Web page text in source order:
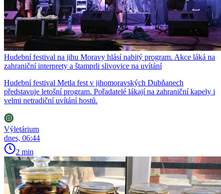
Hudební festival na jihu Moravy hlásí nabitý program. Akce láká na
zahraniční interprety a štamprli slivovice na uvítání
Hudební festival Metla fest v jihomoravských Dubňanech
představuje letošní program. Pořadatelé lákají na zahraniční kapely i
velmi netradiční uvítání hostů.
Výletárium
dnes, 06:44
2 min